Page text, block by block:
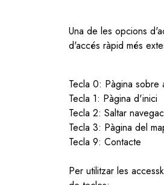
Una de les opcions
d'accés ràpid més
Tecla 0: Pàgina sobre
Tecla 1: Pàgina d'inici
Tecla 2: Saltar
Tecla 3: Pàgina del
Tecla 9: Contacte
Per utilitzar les